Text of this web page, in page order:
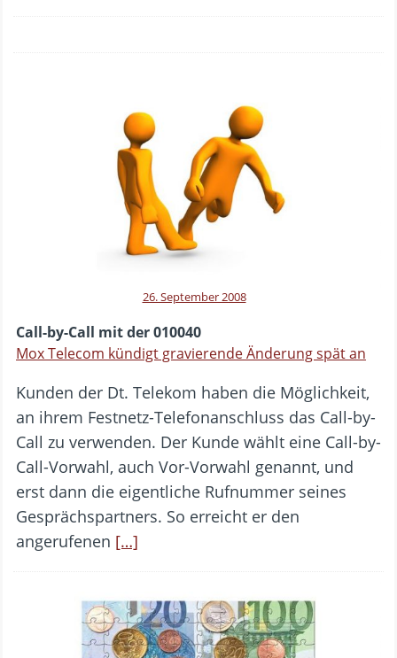
26. September 2008
Call-by-Call mit der 010040
Mox Telecom kündigt gravierende Änderung spät an
Kunden der Dt. Telekom haben die Möglichkeit,
an ihrem Festnetz-Telefonanschluss das Call-by-
Call zu verwenden. Der Kunde wählt eine Call-by-
Call-Vorwahl, auch Vor-Vorwahl genannt, und
erst dann die eigentliche Rufnummer seines
Gesprächspartners. So erreicht er den
angerufenen […]